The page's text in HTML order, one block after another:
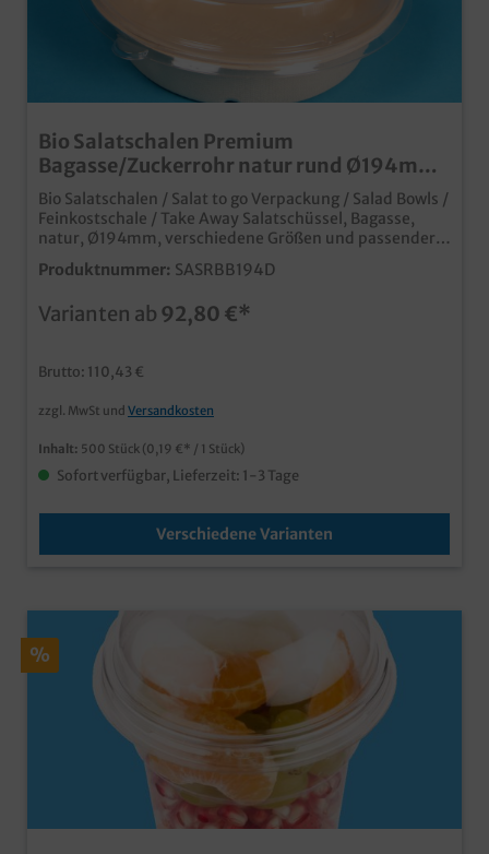
Bio Salatschalen Premium
Bagasse/Zuckerrohr natur rund Ø194mm
500St versch. Größen
Bio Salatschalen / Salat to go Verpackung / Salad Bowls /
Feinkostschale / Take Away Salatschüssel, Bagasse,
natur, Ø194mm, verschiedene Größen und passender
Deckel (rPET klar, 17mm hoch) wählbar moderne und
praktische Salatschale aus dem Bio Material Bagasse
ideal für Salatspezialitäten im TakeawayPremium
Produktnummer: SASRBB194D
Varianten ab 92,80 €*
Brutto: 110,43 €
zzgl. MwSt und Versandkosten
Inhalt: 500 Stück (0,19 €* / 1 Stück)
Sofort verfügbar, Lieferzeit: 1-3 Tage
Verschiedene Varianten
%